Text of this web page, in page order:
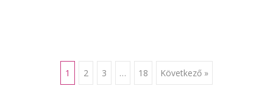
1 2 3 … 18 Következő »